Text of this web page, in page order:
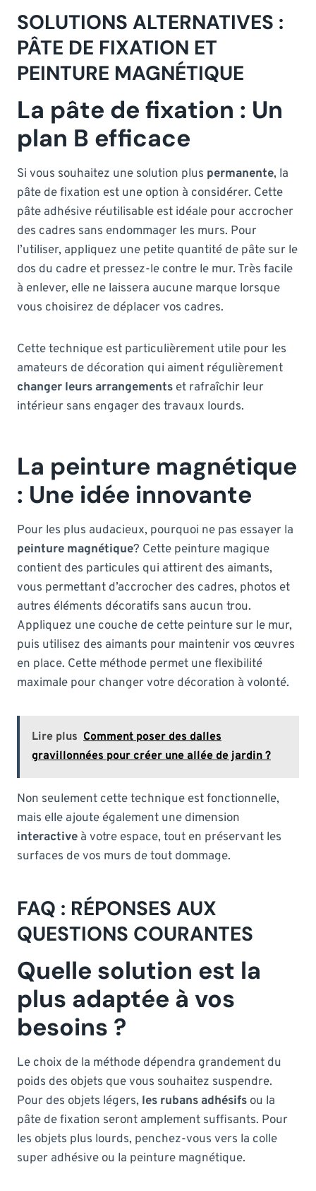
SOLUTIONS ALTERNATIVES :
PÂTE DE FIXATION ET
PEINTURE MAGNÉTIQUE
La pâte de fixation : Un
plan B efficace
Si vous souhaitez une solution plus permanente, la
pâte de fixation est une option à considérer. Cette
pâte adhésive réutilisable est idéale pour accrocher
des cadres sans endommager les murs. Pour
l’utiliser, appliquez une petite quantité de pâte sur le
dos du cadre et pressez-le contre le mur. Très facile
à enlever, elle ne laissera aucune marque lorsque
vous choisirez de déplacer vos cadres.
Cette technique est particulièrement utile pour les
amateurs de décoration qui aiment régulièrement
changer leurs arrangements et rafraîchir leur
intérieur sans engager des travaux lourds.
La peinture magnétique
: Une idée innovante
Pour les plus audacieux, pourquoi ne pas essayer la
peinture magnétique? Cette peinture magique
contient des particules qui attirent des aimants,
vous permettant d’accrocher des cadres, photos et
autres éléments décoratifs sans aucun trou.
Appliquez une couche de cette peinture sur le mur,
puis utilisez des aimants pour maintenir vos œuvres
en place. Cette méthode permet une flexibilité
maximale pour changer votre décoration à volonté.
Lire plus Comment poser des dalles
gravillonnées pour créer une allée de jardin ?
Non seulement cette technique est fonctionnelle,
mais elle ajoute également une dimension
interactive à votre espace, tout en préservant les
surfaces de vos murs de tout dommage.
FAQ : RÉPONSES AUX
QUESTIONS COURANTES
Quelle solution est la
plus adaptée à vos
besoins ?
Le choix de la méthode dépendra grandement du
poids des objets que vous souhaitez suspendre.
Pour des objets légers, les rubans adhésifs ou la
pâte de fixation seront amplement suffisants. Pour
les objets plus lourds, penchez-vous vers la colle
super adhésive ou la peinture magnétique.